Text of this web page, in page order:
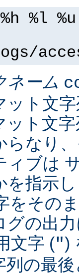
%l
ネーム
ット文
ット文
らなり
ィブは
を指示
をその
グの出
文字 (")
列の最